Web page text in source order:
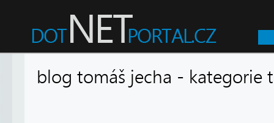
blog tomáš jecha -